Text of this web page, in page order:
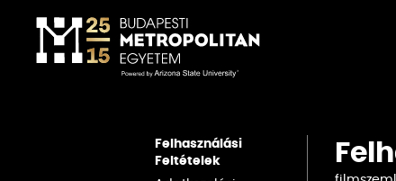
Felhasználási
Feltételek